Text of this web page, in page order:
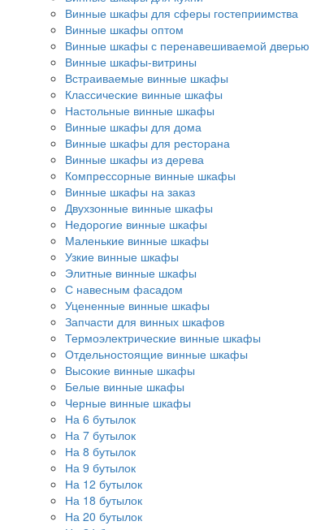
Винные шкафы для сферы гостеприимства
Винные шкафы оптом
Винные шкафы с перенавешиваемой дверью
Винные шкафы-витрины
Встраиваемые винные шкафы
Классические винные шкафы
Настольные винные шкафы
Винные шкафы для дома
Винные шкафы для ресторана
Винные шкафы из дерева
Компрессорные винные шкафы
Винные шкафы на заказ
Двухзонные винные шкафы
Недорогие винные шкафы
Маленькие винные шкафы
Узкие винные шкафы
Элитные винные шкафы
С навесным фасадом
Уцененные винные шкафы
Запчасти для винных шкафов
Термоэлектрические винные шкафы
Отдельностоящие винные шкафы
Высокие винные шкафы
Белые винные шкафы
Черные винные шкафы
На 6 бутылок
На 7 бутылок
На 8 бутылок
На 9 бутылок
На 12 бутылок
На 18 бутылок
На 20 бутылок